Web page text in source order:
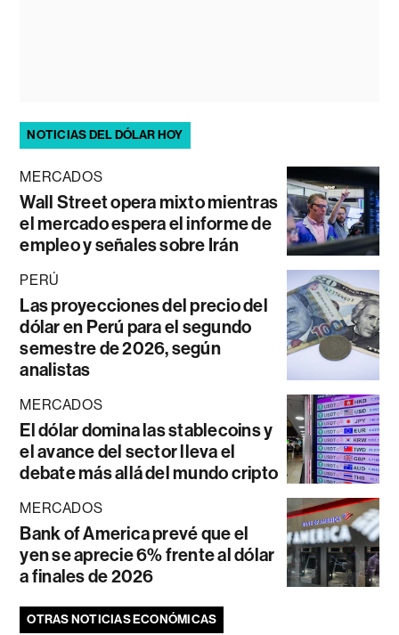
NOTICIAS DEL DÓLAR HOY
MERCADOS
Wall Street opera mixto mientras
el mercado espera el informe de
empleo y señales sobre Irán
PERÚ
Las proyecciones del precio del
dólar en Perú para el segundo
semestre de 2026, según
analistas
MERCADOS
El dólar domina las stablecoins y
el avance del sector lleva el
debate más allá del mundo cripto
MERCADOS
Bank of America prevé que el
yen se aprecie 6% frente al dólar
a finales de 2026
OTRAS NOTICIAS ECONÓMICAS